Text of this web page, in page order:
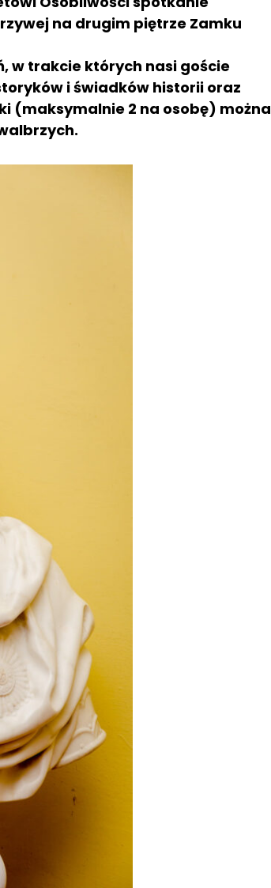
na drugim piętrze Zamku
w trakcie których nasi goście
i świadków historii oraz
(maksymalnie 2 na osobę) można